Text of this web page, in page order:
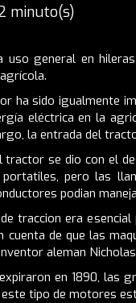
minuto(s)
general en
ha sido igualmente
eléctrica en la
la entrada del
tractor se dio con el
pero las
podian
traccion era
cuenta de que las
aleman
en 1890, las
tipo de motores